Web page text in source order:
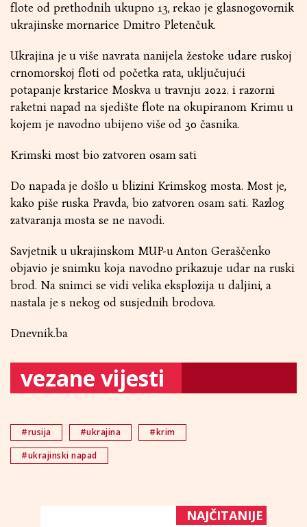
flote od prethodnih ukupno 13, rekao je glasnogovornik
ukrajinske mornarice Dmitro Pletenčuk.
Ukrajina je u više navrata nanijela žestoke udare ruskoj
crnomorskoj floti od početka rata, uključujući
potapanje krstarice Moskva u travnju 2022. i razorni
raketni napad na sjedište flote na okupiranom Krimu u
kojem je navodno ubijeno više od 30 časnika.
Krimski most bio zatvoren osam sati
Do napada je došlo u blizini Krimskog mosta. Most je,
kako piše ruska Pravda, bio zatvoren osam sati. Razlog
zatvaranja mosta se ne navodi.
Savjetnik u ukrajinskom MUP-u Anton Geraščenko
objavio je snimku koja navodno prikazuje udar na ruski
brod. Na snimci se vidi velika eksplozija u daljini, a
nastala je s nekog od susjednih brodova.
Dnevnik.ba
vezane vijesti
#rusija #ukrajina
#krim
#ukrajinski napad
NAJČITANIJE